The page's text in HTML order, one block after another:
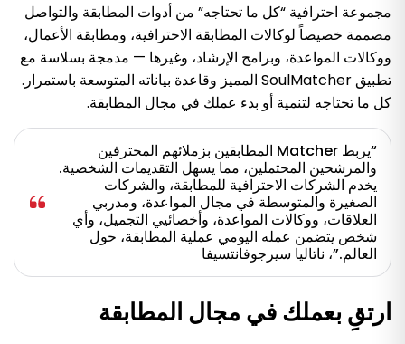
مجموعة احترافية “كل ما تحتاجه” من أدوات المطابقة والتواصل
مصممة خصيصاً لوكالات المطابقة الاحترافية، ومطابقة الأعمال،
ووكالات المواعدة، وبرامج الإرشاد، وغيرها — مدمجة بسلاسة مع
تطبيق SoulMatcher المميز وقاعدة بياناته المتوسعة باستمرار.
كل ما تحتاجه لتنمية أو بدء عملك في مجال المطابقة.
“يربط Matcher المطابقين بزملائهم المحترفين
والمرشحين المحتملين، مما يسهل التقديمات الشخصية.
يخدم الشركات الاحترافية للمطابقة، والشركات
الصغيرة والمتوسطة في مجال المواعدة، ومدربي
العلاقات، ووكالات المواعدة، وأخصائيي التجميل، وأي
شخص يتضمن عمله اليومي عملية المطابقة، حول
العالم.”، ناتاليا سيرجوفانتسيفا
ارتقِ بعملك في مجال المطابقة